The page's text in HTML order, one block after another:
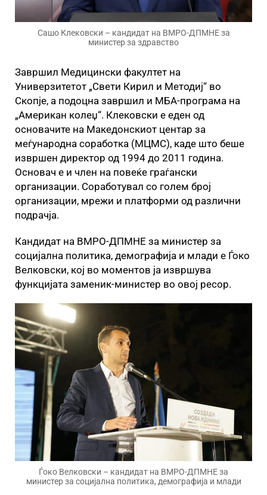
Сашо Клековски – кандидат на ВМРО-ДПМНЕ за
министер за здравство
Завршил Медицински факултет на
Универзитетот „Свети Кирил и Методиј“ во
Скопје, а подоцна завршил и МБА-програма на
„Американ колеџ“. Клековски е еден од
основачите на Македонскиот центар за
меѓународна соработка (МЦМС), каде што беше
извршен директор од 1994 до 2011 година.
Основач е и член на повеќе граѓански
организации. Соработувал со голем број
организации, мрежи и платформи од различни
подрачја.
Кандидат на ВМРО-ДПМНЕ за министер за
социјална политика, демографија и млади е Ѓоко
Велковски, кој во моментов ја извршува
функцијата заменик-министер во овој ресор.
Ѓоко Велковски – кандидат на ВМРО-ДПМНЕ за
министер за социјална политика, демографија и млади